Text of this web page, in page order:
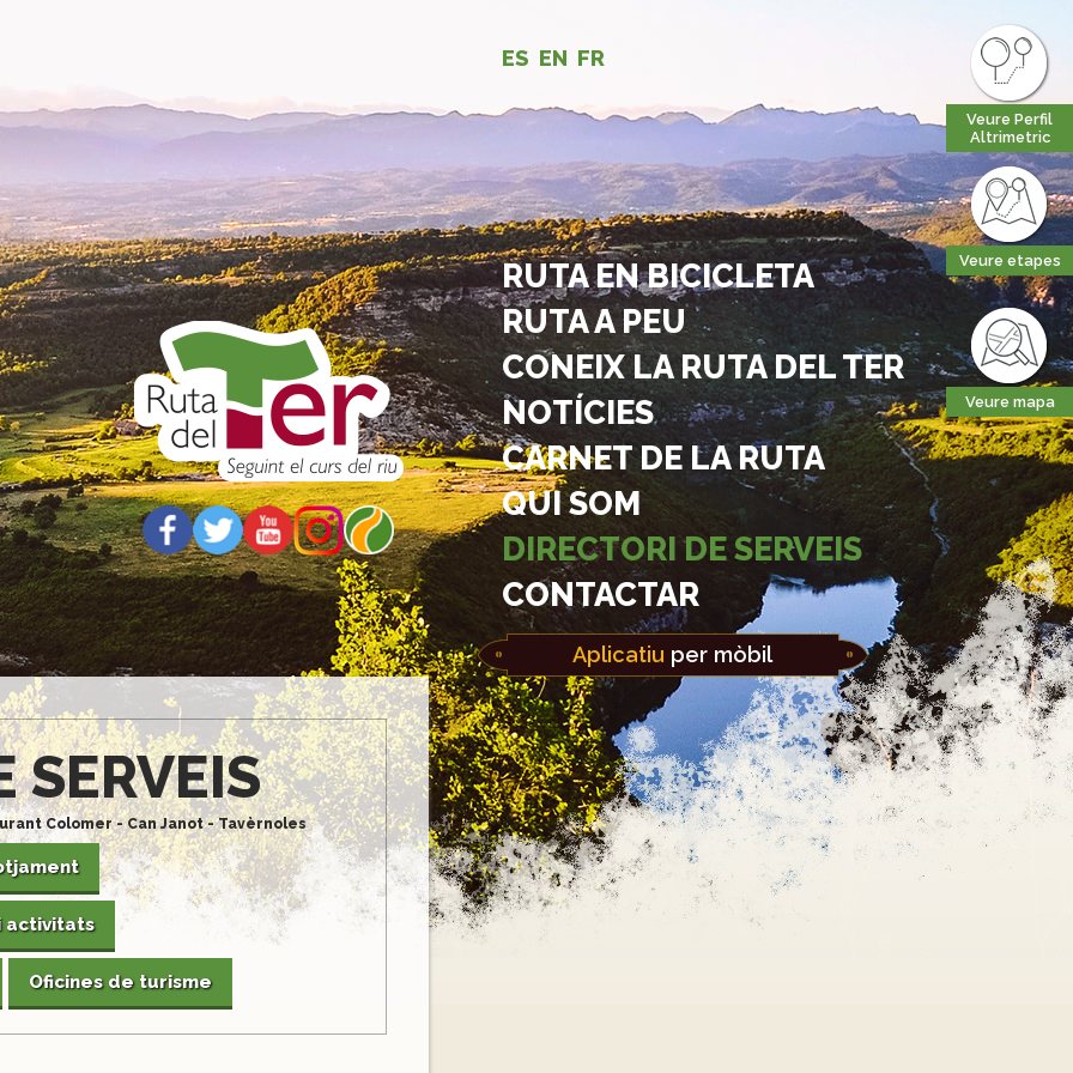
Veure Perfil
Altrimetric
Veure etapes
Veure mapa
ES EN FR
RUTA EN BICICLETA
RUTA A PEU
CONEIX LA RUTA DEL TER
NOTÍCIES
CARNET DE LA RUTA
QUI SOM
DIRECTORI DE SERVEIS
CONTACTAR
Aplicatiu per mòbil
SERVEIS
Colomer - Can Janot - Tavèrnoles
activitats
Oficines de turisme